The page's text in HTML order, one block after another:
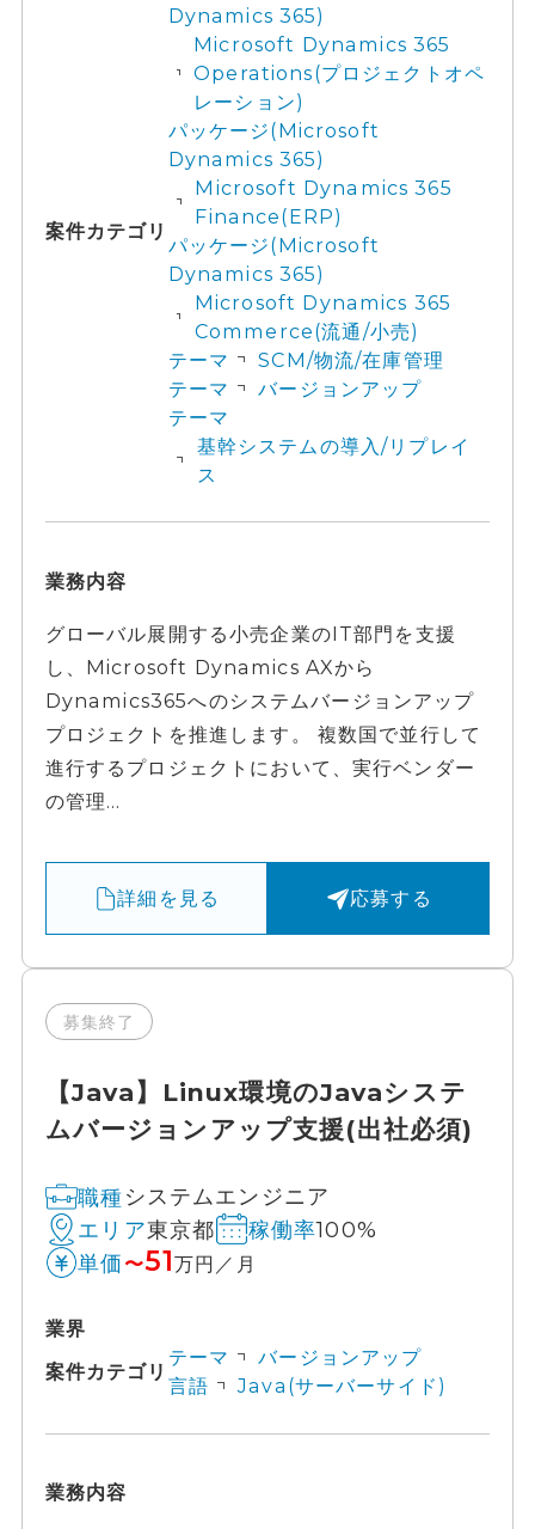
案件カテゴリ
Dynamics 365)
Microsoft Dynamics 365
Operations(プロジェクトオペ
レーション)
パッケージ(Microsoft
Dynamics 365)
Microsoft Dynamics 365
Finance(ERP)
パッケージ(Microsoft
Dynamics 365)
Microsoft Dynamics 365
Commerce(流通/小売)
テーマ
SCM/物流/在庫管理
テーマ
バージョンアップ
テーマ
基幹システムの導入/リプレイ
ス
業務内容
グローバル展開する小売企業のIT部門を支援
し、Microsoft Dynamics AXから
Dynamics365へのシステムバージョンアップ
プロジェクトを推進します。 複数国で並行して
進行するプロジェクトにおいて、実行ベンダー
の管理...
詳細を見る 応募する
募集終了
【Java】Linux環境のJavaシステ
ムバージョンアップ支援(出社必須)
職種システムエンジニア
エリア東京都 稼働率100%
単価 〜51万円／月
業界
案件カテゴリ
テーマ
バージョンアップ
言語
Java(サーバーサイド)
業務内容